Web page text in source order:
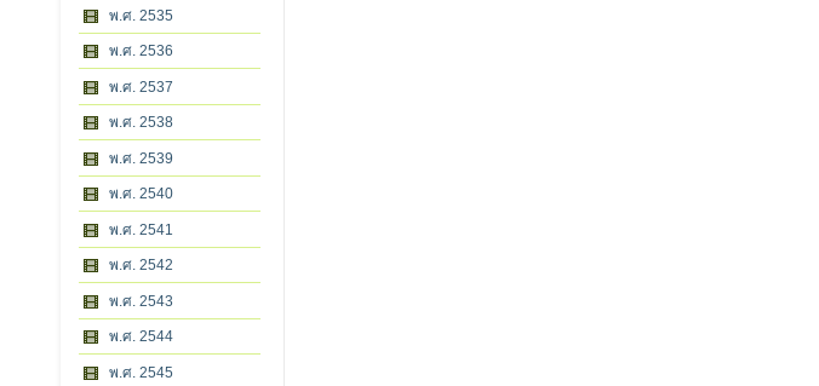
พ.ศ. 2535
พ.ศ. 2536
พ.ศ. 2537
พ.ศ. 2538
พ.ศ. 2539
พ.ศ. 2540
พ.ศ. 2541
พ.ศ. 2542
พ.ศ. 2543
พ.ศ. 2544
พ.ศ. 2545